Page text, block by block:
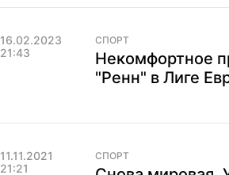
16.02.2023
21:43
СПОРТ
Некомфортное
"Ренн" в Лиге
11.11.2021
21:21
СПОРТ